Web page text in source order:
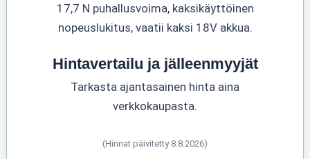
17,7 N puhallusvoima, kaksikäyttöinen
nopeuslukitus, vaatii kaksi 18V akkua.
Hintavertailu ja jälleenmyyjät
Tarkasta ajantasainen hinta aina
verkkokaupasta.
(Hinnat päivitetty 8.8.2026)